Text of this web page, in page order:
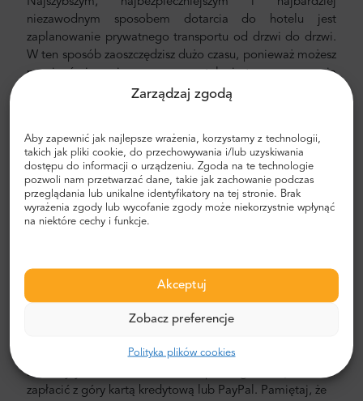
Zarządzaj zgodą
Aby zapewnić jak najlepsze wrażenia, korzystamy z technologii,
takich jak pliki cookie, do przechowywania i/lub uzyskiwania
dostępu do informacji o urządzeniu. Zgoda na te technologie
pozwoli nam przetwarzać dane, takie jak zachowanie podczas
przeglądania lub unikalne identyfikatory na tej stronie. Brak
wyrażenia zgody lub wycofanie zgody może niekorzystnie wpłynąć
na niektóre cechy i funkcje.
Akceptuj
Zobacz preferencje
Polityka plików cookies
niezawodnym sposobem dotarcia do hotelu jest
zaplanowanie prywatnego transportu od drzwi do drzwi.
W ten sposób zaoszczędzisz dużo czasu, ponieważ możesz
pominąć nieprzyjemny proces ustalania trasy, poruszania
się po mieście i znajdowania drogi.
Szukasz niezawodnego i niedrogiego transferu
lotniskowego? Zarezerwuj jeden z Mr.Shuttle, wybranym
przez podróżnych użytkowników Trip-Advisor. Oferujemy
transport door-to-door nowymi, nowoczesnymi,
komfortowymi, klimatyzowanymi samochodami,
posługują się językiem angielskim.
Koszt transferu z lotniska i miasta
jest niższa niż taksówki lotniskowej. Nasze ceny są stałe,
bez ukrytych kosztów. Nie musisz płacić gotówką. Możesz
zapłacić z góry kartą kredytową lub PayPal. Pamiętaj, że